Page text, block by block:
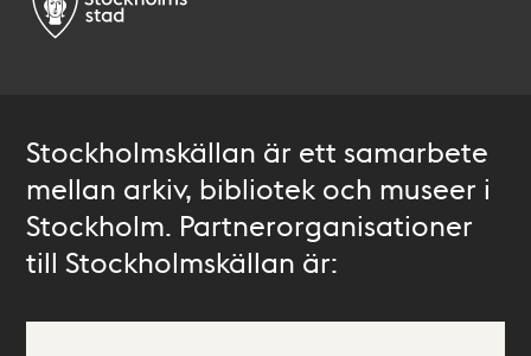
Stockholmskällan är ett samarbete
mellan arkiv, bibliotek och museer i
Stockholm. Partnerorganisationer
till Stockholmskällan är: